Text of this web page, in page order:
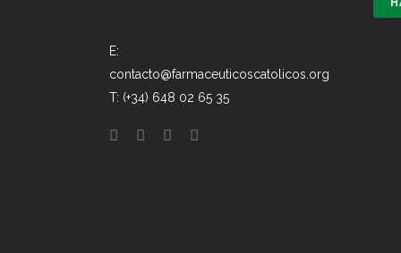
E:
contacto@farmaceuticoscatolicos.org
T: (+34) 648 02 65 35